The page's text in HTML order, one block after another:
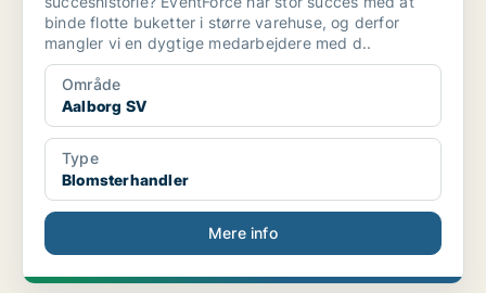
binde flotte buketter i større varehuse, og derfor
mangler vi en dygtige medarbejdere med d..
Område
Aalborg SV
Type
Blomsterhandler
Mere info